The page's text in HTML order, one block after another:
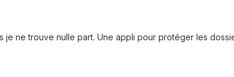
je ne trouve nulle part. Une appli pour protéger les